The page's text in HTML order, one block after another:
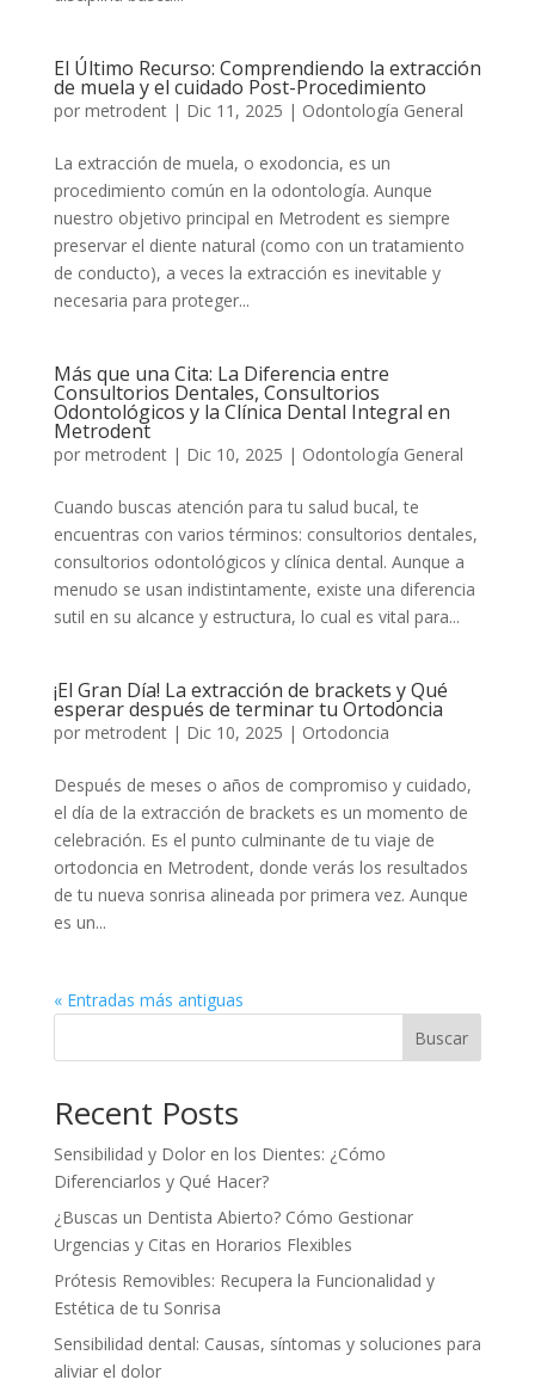
El Último Recurso: Comprendiendo la extracción
de muela y el cuidado Post-Procedimiento
por metrodent| Dic 11, 2025 | Odontología General
La extracción de muela, o exodoncia, es un
procedimiento común en la odontología. Aunque
nuestro objetivo principal en Metrodent es siempre
preservar el diente natural (como con un tratamiento
de conducto), a veces la extracción es inevitable y
necesaria para proteger...
Más que una Cita: La Diferencia entre
Consultorios Dentales, Consultorios
Odontológicos y la Clínica Dental Integral en
Metrodent
por metrodent| Dic 10, 2025 | Odontología General
Cuando buscas atención para tu salud bucal, te
encuentras con varios términos: consultorios dentales,
consultorios odontológicos y clínica dental. Aunque a
menudo se usan indistintamente, existe una diferencia
sutil en su alcance y estructura, lo cual es vital para...
¡El Gran Día! La extracción de brackets y Qué
esperar después de terminar tu Ortodoncia
por metrodent| Dic 10, 2025 | Ortodoncia
Después de meses o años de compromiso y cuidado,
el día de la extracción de brackets es un momento de
celebración. Es el punto culminante de tu viaje de
ortodoncia en Metrodent, donde verás los resultados
de tu nueva sonrisa alineada por primera vez. Aunque
es un...
« Entradas más antiguas
Buscar
Recent Posts
Sensibilidad y Dolor en los Dientes: ¿Cómo
Diferenciarlos y Qué Hacer?
¿Buscas un Dentista Abierto? Cómo Gestionar
Urgencias y Citas en Horarios Flexibles
Prótesis Removibles: Recupera la Funcionalidad y
Estética de tu Sonrisa
Sensibilidad dental: Causas, síntomas y soluciones para
aliviar el dolor